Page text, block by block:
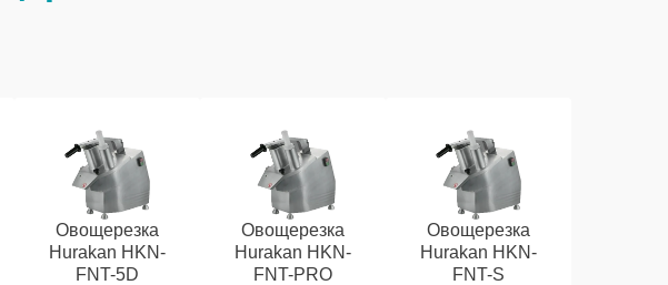
Овощерезка
Hurakan HKN-
FNT-5D
Овощерезка
Hurakan HKN-
FNT-PRO
Овощерезка
Hurakan HKN-
FNT-S